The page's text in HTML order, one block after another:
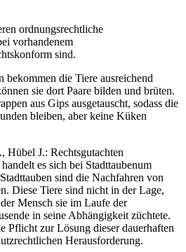
ordnungsrechtliche
vorhandenem
sind.
bekommen die Tiere ausreichend
sie dort Paare bilden und brüten.
aus Gips ausgetauscht, sodass die
bleiben, aber keine Küken
Hübel J.: Rechtsgutachten
es sich bei Stadttaubenum
sind die Nachfahren von
Diese Tiere sind nicht in der Lage,
Mensch sie im Laufe der
in seine Abhängigkeit züchtete.
Pflicht zur Lösung dieser dauerhaften
Herausforderung.